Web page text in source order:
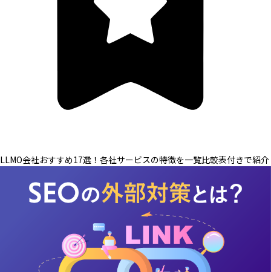
LLMO会社おすすめ17選！各社サービスの特徴を一覧比較表付きで紹介